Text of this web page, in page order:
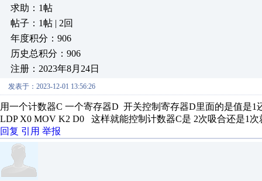
求助：1帖
帖子：1帖 | 2回
年度积分：906
历史总积分：906
注册：2023年8月24日
发表于：2023-12-01 13:56:26
用一个计数器C 一个寄存器D 开关控制寄存器D里面的是值是
LDP X0 MOV K2 D0 这样就能控制计数器C是 2次吸合还是1次
回复 引用 举报